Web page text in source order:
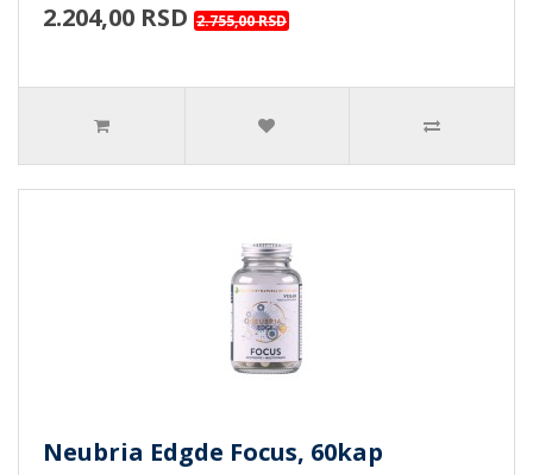
2.204,00 RSD 2.755,00 RSD
Neubria Edgde Focus, 60kap